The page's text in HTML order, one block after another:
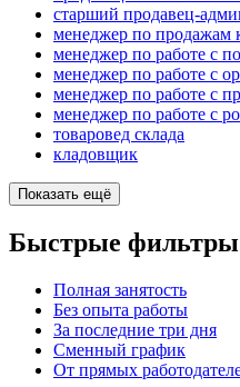
старший продавец-
менеджер по продажам
менеджер по работе с
менеджер по работе с
менеджер по работе с
менеджер по работе с
товаровед склада
кладовщик
Показать ещё
Быстрые фильтры
Полная занятость
Без опыта работы
За последние три дня
Сменный график
От прямых